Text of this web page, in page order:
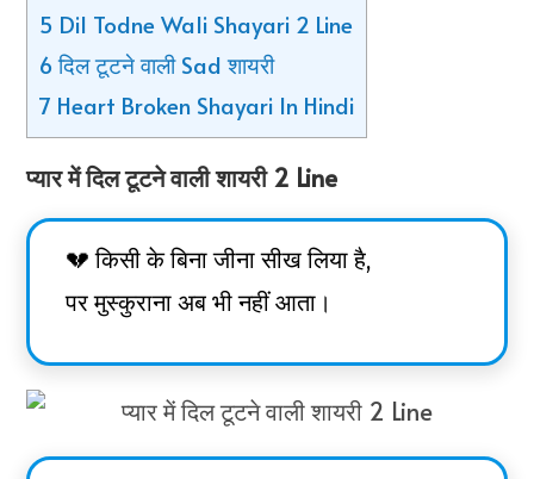
5 Dil Todne Wali Shayari 2 Line
6 दिल टूटने वाली Sad शायरी
7 Heart Broken Shayari In Hindi
प्यार में दिल टूटने वाली शायरी 2 Line
💔 किसी के बिना जीना सीख लिया है,
पर मुस्कुराना अब भी नहीं आता।